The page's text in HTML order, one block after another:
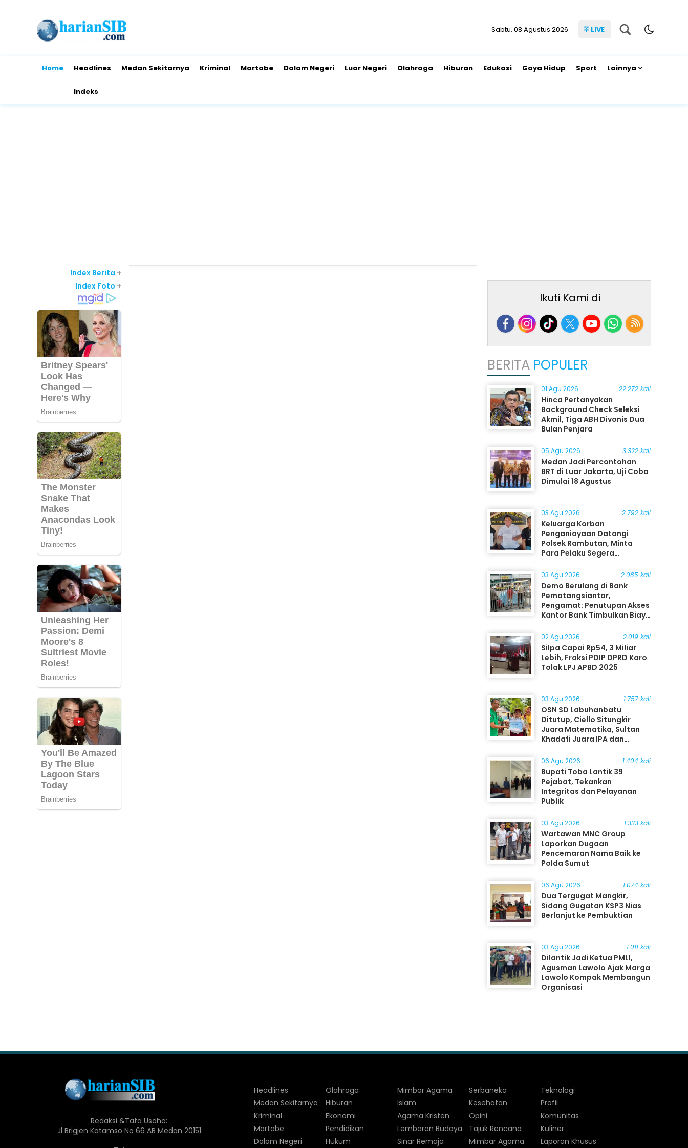
Sabtu, 08 Agustus 2026 LIVE
Home Headlines Medan Sekitarnya Kriminal Martabe Dalam Negeri Luar Negeri Olahraga Hiburan Edukasi Gaya Hidup Sport Lainnya
Indeks
Index Berita +
Index Foto +
Ikuti Kami di
BERITA POPULER
01 Agu 2026 22.272 kali
Hinca Pertanyakan
Background Check Seleksi
Akmil, Tiga ABH Divonis Dua
Bulan Penjara
05 Agu 2026 3.322 kali
Medan Jadi Percontohan
BRT di Luar Jakarta, Uji Coba
Dimulai 18 Agustus
03 Agu 2026 2.792 kali
Keluarga Korban
Penganiayaan Datangi
Polsek Rambutan, Minta
Para Pelaku Segera
Ditangkap
03 Agu 2026 2.085 kali
Demo Berulang di Bank
Pematangsiantar,
Pengamat: Penutupan Akses
Kantor Bank Timbulkan Biaya
Ekonomi bagi Masyarakat
02 Agu 2026 2.019 kali
Silpa Capai Rp54, 3 Miliar
Lebih, Fraksi PDIP DPRD Karo
Tolak LPJ APBD 2025
03 Agu 2026 1.757 kali
OSN SD Labuhanbatu
Ditutup, Ciello Situngkir
Juara Matematika, Sultan
Khadafi Juara IPA dan
Timothy Rangkuti Juara IPS
06 Agu 2026 1.404 kali
Bupati Toba Lantik 39
Pejabat, Tekankan
Integritas dan Pelayanan
Publik
03 Agu 2026 1.333 kali
Wartawan MNC Group
Laporkan Dugaan
Pencemaran Nama Baik ke
Polda Sumut
06 Agu 2026 1.074 kali
Dua Tergugat Mangkir,
Sidang Gugatan KSP3 Nias
Berlanjut ke Pembuktian
03 Agu 2026 1.011 kali
Dilantik Jadi Ketua PMLI,
Agusman Lawolo Ajak Marga
Lawolo Kompak Membangun
Organisasi
Redaksi &Tata Usaha:
Jl Brigjen Katamso No 66 AB Medan 20151
Headlines
Medan Sekitarnya
Kriminal
Martabe
Dalam Negeri
Olahraga
Hiburan
Ekonomi
Pendidikan
Hukum
Mimbar Agama
Islam
Agama Kristen
Lembaran Budaya
Sinar Remaja
Serbaneka
Kesehatan
Opini
Tajuk Rencana
Mimbar Agama
Teknologi
Profil
Komunitas
Kuliner
Laporan Khusus